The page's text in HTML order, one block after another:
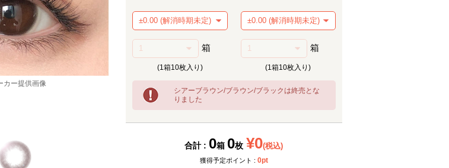
カー提供画像
箱
(1箱10枚入り)
箱
(1箱10枚入り)
シアーブラウン/ブラウン/ブラックは終売とな
りました
合計 : 0箱 0枚 ¥0(税込)
獲得予定ポイント : 0pt